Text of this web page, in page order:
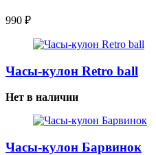
990 ₽
Часы-кулон Retro ball
Нет в наличии
Часы-кулон Барвинок